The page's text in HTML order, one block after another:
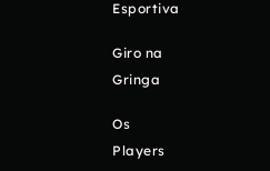
Esportiva
Giro na
Gringa
Os
Players